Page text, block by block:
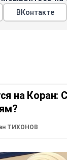
ВКонтакте
на Коран:
ТИХОНОВ